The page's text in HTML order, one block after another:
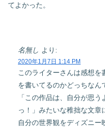
てよかった。
名無し より:
2020年1月7日 1:14 PM
このライターさんは感想を
を書いてるのかどっちなん
「この作品は、自分が思
っ！」みたいな稚拙な文章
自分の世界観をディズニ